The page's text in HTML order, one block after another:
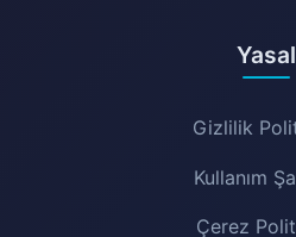
Yasal
Gizlilik
Kullanım
Çerez